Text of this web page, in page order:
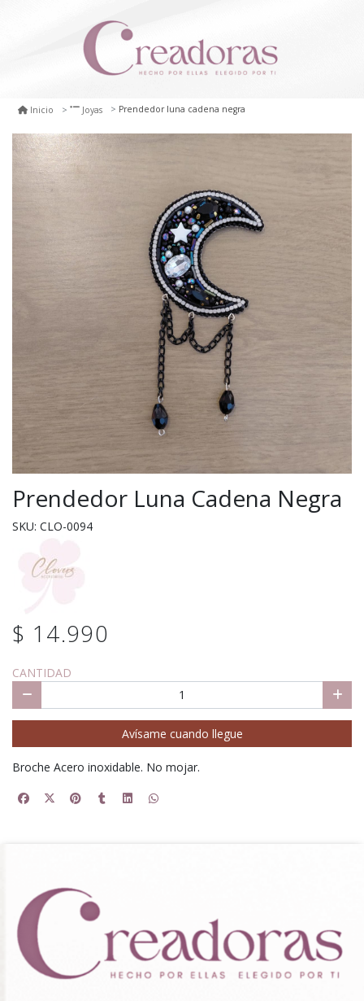
Inicio Joyas Prendedor luna cadena negra
Prendedor Luna Cadena Negra
SKU: CLO-0094
$ 14.990
CANTIDAD
Avísame cuando llegue
Broche Acero inoxidable. No mojar.